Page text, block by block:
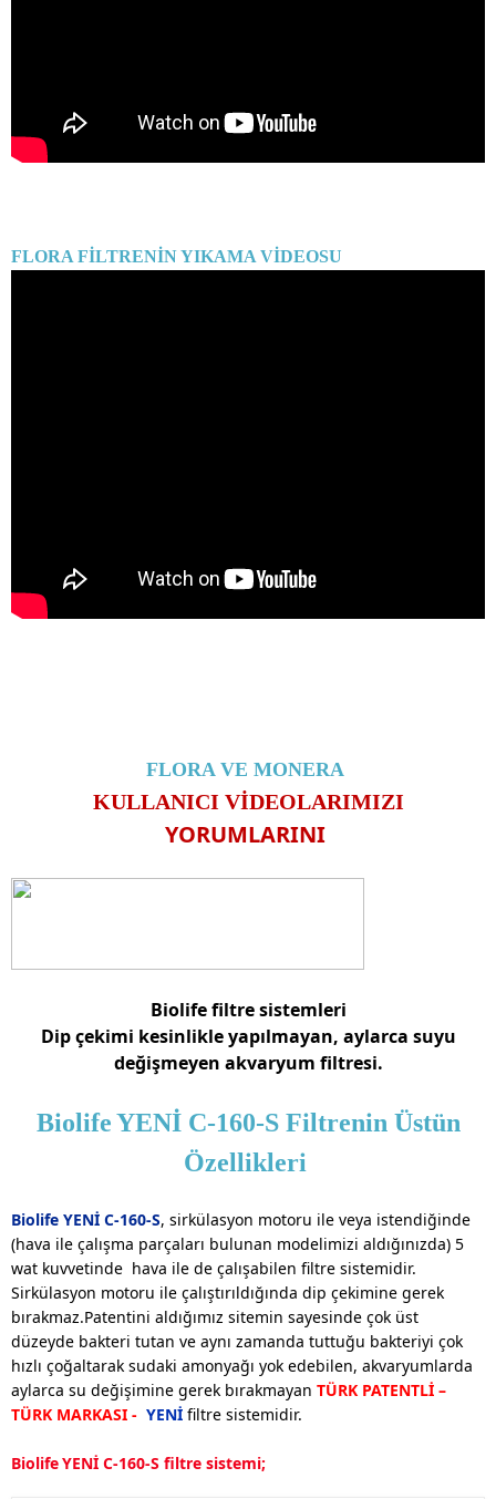
FLORA FİLTRENİN YIKAMA VİDEOSU
FLORA VE MONERA
KULLANICI VİDEOLARIMIZI
YORUMLARINI
Biolife filtre sistemleri
Dip çekimi kesinlikle yapılmayan, aylarca suyu
değişmeyen akvaryum filtresi.
BiolifeYENİ C-160-SFiltrenin Üstün
Özellikleri
Biolife YENİ C-160-S, sirkülasyon motoru ile veya istendiğinde
(hava ile çalışma parçaları bulunan modelimizi aldığınızda) 5
wat kuvvetinde hava ile de çalışabilen filtre sistemidir.
Sirkülasyon motoru ile çalıştırıldığında dip çekimine gerek
bırakmaz.Patentini aldığımız sitemin sayesinde çok üst
düzeyde bakteri tutan ve aynı zamanda tuttuğu bakteriyi çok
hızlı çoğaltarak sudaki amonyağı yok edebilen, akvaryumlarda
aylarca su değişimine gerek bırakmayan TÜRK PATENTLİ –
TÜRK MARKASI - YENİ filtre sistemidir.
BiolifeYENİ C-160-S filtre sistemi;